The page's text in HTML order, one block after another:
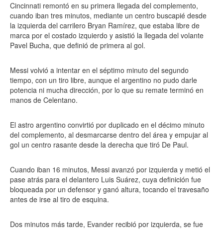
Cincinnati remontó en su primera llegada del complemento,
cuando iban tres minutos, mediante un centro buscapié desde
la izquierda del carrilero Bryan Ramírez, que estaba libre de
marca por el costado izquierdo y asistió la llegada del volante
Pavel Bucha, que definió de primera al gol.
Messi volvió a intentar en el séptimo minuto del segundo
tiempo, con un tiro libre, aunque el argentino no pudo darle
potencia ni mucha dirección, por lo que su remate terminó en
manos de Celentano.
El astro argentino convirtió por duplicado en el décimo minuto
del complemento, al desmarcarse dentro del área y empujar al
gol un centro rasante desde la derecha que tiró De Paul.
Cuando iban 16 minutos, Messi avanzó por izquierda y metió el
pase atrás para el delantero Luis Suárez, cuya definición fue
bloqueada por un defensor y ganó altura, tocando el travesaño
antes de irse al tiro de esquina.
Dos minutos más tarde, Evander recibió por izquierda, se fue